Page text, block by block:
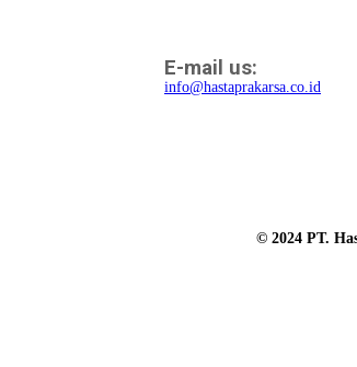
E-mail us:
info@hastaprakarsa.co.id
© 2024 PT.